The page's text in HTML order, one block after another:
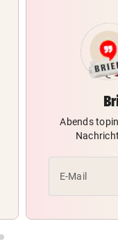
Abends
E-Mail